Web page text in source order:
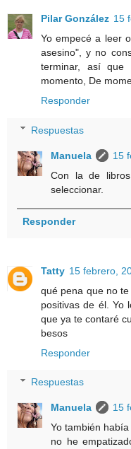
Pilar González 15
Yo empecé a leer
asesino", y no
terminar, así
momento, De
Responder
Respuestas
Manuela
15
Con la de
seleccionar.
Responder
Tatty 15 febrero,
qué pena que no
positivas de él. Yo
que ya te contaré
besos
Responder
Respuestas
Manuela
15
Yo también
no he